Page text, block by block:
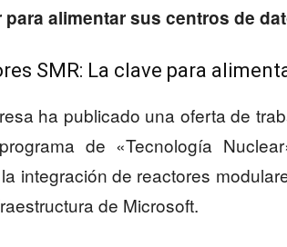
para alimentar sus centros de
SMR: La clave para
ha publicado una oferta de
de «Tecnología
integración de reactores
de Microsoft.